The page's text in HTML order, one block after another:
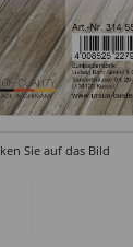
Sie auf das Bild